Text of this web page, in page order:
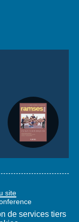
site
de services tiers